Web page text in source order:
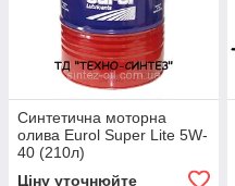
Синтетична моторна
олива Eurol Super Lite 5W-
40 (210л)
Ціну уточнюйте